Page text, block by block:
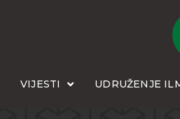
VIJESTI UDRUŽENJE